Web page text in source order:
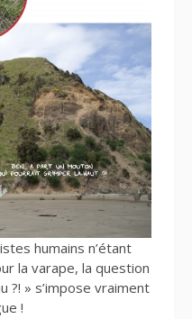
humains n’étant
la varape, la question
?! » s’impose vraiment
!